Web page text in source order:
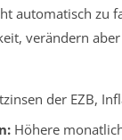
automatisch zu
verändern
der EZB,
Höhere